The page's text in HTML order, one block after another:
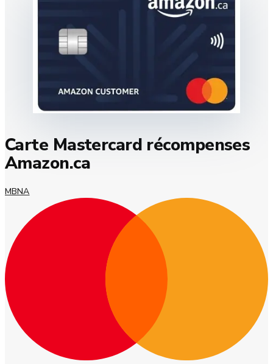
Carte Mastercard récompenses
Amazon.ca
MBNA